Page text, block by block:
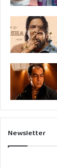
Newsletter